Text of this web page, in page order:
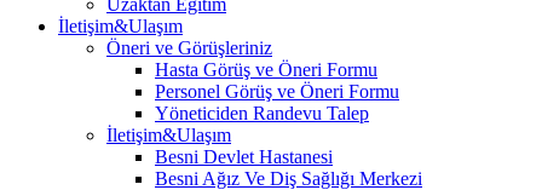
İletişim&Ulaşım
Öneri ve Görüşleriniz
Hasta Görüş ve Öneri Formu
Personel Görüş ve Öneri Formu
Yöneticiden Randevu Talep
İletişim&Ulaşım
Besni Devlet Hastanesi
Besni Ağız Ve Diş Sağlığı Merkezi